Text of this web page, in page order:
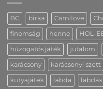
BC birka Carnilove
finomság henne HOL-
húzogatós játék jutalom
karácsony karácsonyi szett
kutyajáték labda labdás